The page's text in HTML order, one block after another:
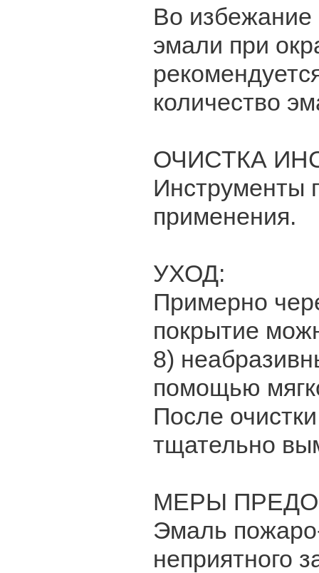
Во избежание
эмали при
количество
ОЧИСТКА
Инструменты
применения.
УХОД:
Примерно
покрытие
8)
помощью
После
тщательно
МЕРЫ
Эмаль
неприятного